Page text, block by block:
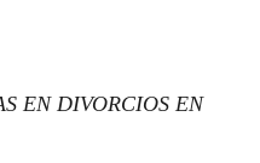
EN DIVORCIOS EN